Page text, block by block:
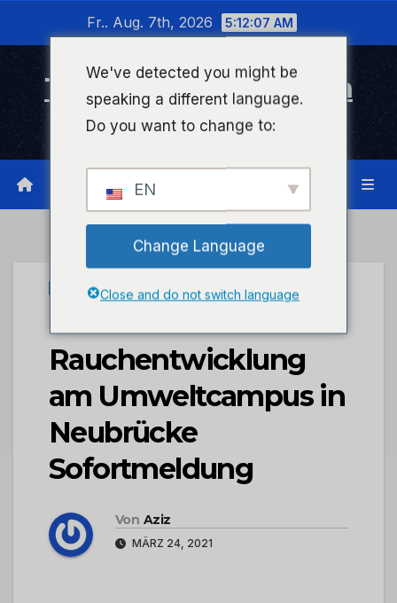
wechseln
Fr.. Aug. 7th, 2026 5:12:07 AM
Timeline Bad Kreuznach
Infonetzwerk für Bad Kreuznach
UNCATEGORIZED
POL-PDTR:
Rauchentwicklung
am Umweltcampus in
Neubrücke
Sofortmeldung
Von Aziz
MÄRZ 24, 2021
We've detected you might be
speaking a different language.
Do you want to change to:
EN
Change Language
Close and do not switch language